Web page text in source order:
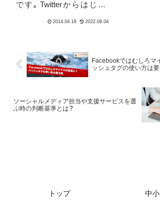
です。Twitterからはじま
り、FacebookやGoogle+に
のSNSで採用されていま
す。自分が発信した情報
Facebookではむしろマ
ッシュタグの使い方は要
ソーシャルメディア担当や支援サービスを選
ぶ時の判断基準とは？
トップ 中